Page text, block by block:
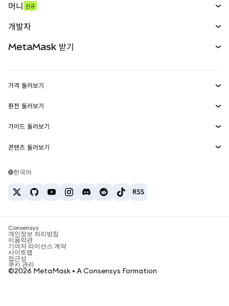
무기한 선물
실물자산
머니 신규
개발자
MetaMask Connect
Snaps
웹3 서비스
MetaMask 받기
보안
고객 지원
채용
가격 둘러보기
이더리움 가격
솔라나 가격
테더 가격
환전 둘러보기
ETH를 USD로 환전
USDT를 INR로 환전
BTC를 INR로 환전
ETH를 USDT로 환전
가이드 둘러보기
ETH 매수
USDT 매수
SHIB 매수
BNB 매수
콘텐츠 둘러보기
솔라나 지갑
암호화폐 세금 뉴스
암호화폐 매수 방법
비트코인 매도 방법
한국어
Consensys
개인정보 처리방침
이용약관
기여자 라이선스 계약
사이트맵
접근성
쿠키 관리
©2026 MetaMask • A Consensys Formation